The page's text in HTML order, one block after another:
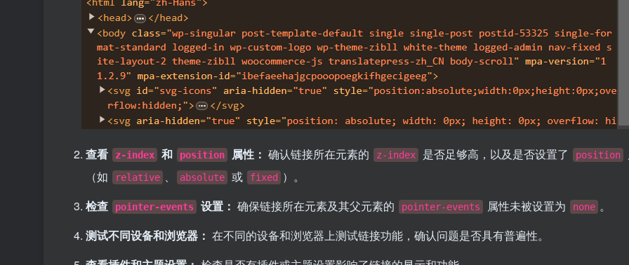
查看 z-index 和 position 属性： 确认链接所在元素的 z-index 是否足够高，以及是否设置了 position
（如
relative 、 absolute 或 fixed
）。
检查
pointer-events 设置： 确保链接所在元素及其父元素的 pointer-events 属性未被设置为 none 。
测试不同设备和浏览器： 在不同的设备和浏览器上测试链接功能，确认问题是否具有普遍性。